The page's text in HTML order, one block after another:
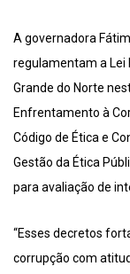
A governadora
regulamentam a Lei
Grande do Norte
Enfrentamento à
Código de Ética e
Gestão da Ética
para avaliação de
“Esses decretos
corrupção com